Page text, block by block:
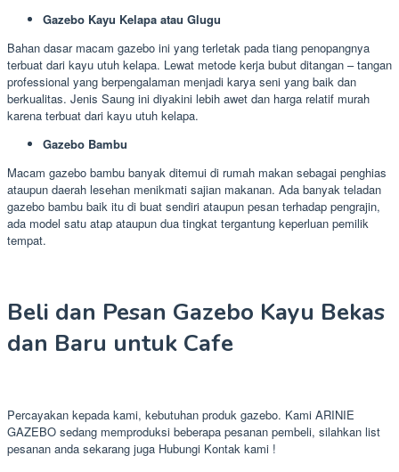
Gazebo Kayu Kelapa atau Glugu
Bahan dasar macam gazebo ini yang terletak pada tiang penopangnya
terbuat dari kayu utuh kelapa. Lewat metode kerja bubut ditangan – tangan
professional yang berpengalaman menjadi karya seni yang baik dan
berkualitas. Jenis Saung ini diyakini lebih awet dan harga relatif murah
karena terbuat dari kayu utuh kelapa.
Gazebo Bambu
Macam gazebo bambu banyak ditemui di rumah makan sebagai penghias
ataupun daerah lesehan menikmati sajian makanan. Ada banyak teladan
gazebo bambu baik itu di buat sendiri ataupun pesan terhadap pengrajin,
ada model satu atap ataupun dua tingkat tergantung keperluan pemilik
tempat.
Beli dan Pesan Gazebo Kayu Bekas
dan Baru untuk Cafe
Percayakan kepada kami, kebutuhan produk gazebo. Kami ARINIE
GAZEBO sedang memproduksi beberapa pesanan pembeli, silahkan list
pesanan anda sekarang juga Hubungi Kontak kami !